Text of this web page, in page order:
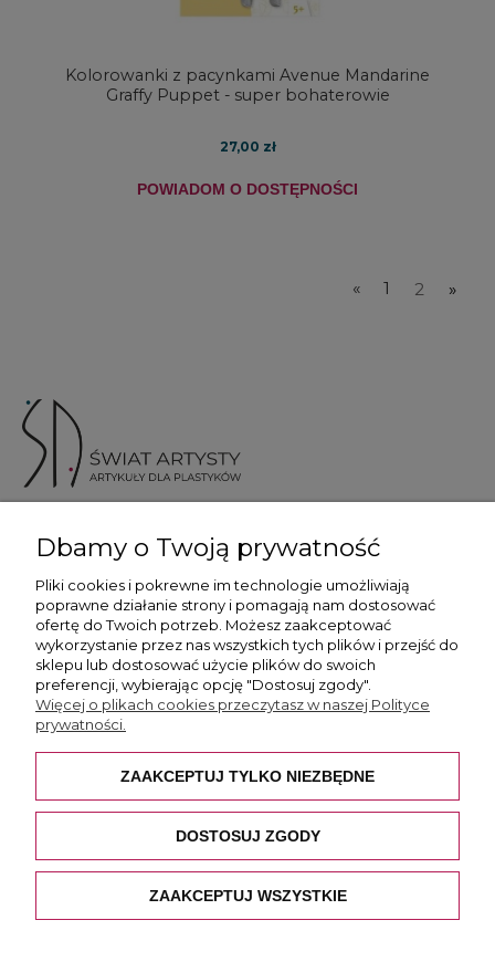
Kolorowanki z pacynkami Avenue Mandarine
Graffy Puppet - super bohaterowie
27,00 zł
POWIADOM O DOSTĘPNOŚCI
« 1 2 »
Więcej informacji
Płatność i dostawa
Pomoc
O nas
Dbamy o Twoją prywatność
Pliki cookies i pokrewne im technologie umożliwiają
poprawne działanie strony i pomagają nam dostosować
ofertę do Twoich potrzeb. Możesz zaakceptować
wykorzystanie przez nas wszystkich tych plików i przejść do
sklepu lub dostosować użycie plików do swoich
preferencji, wybierając opcję "Dostosuj zgody".
Więcej o plikach cookies przeczytasz w naszej Polityce
prywatności.
ZAAKCEPTUJ TYLKO NIEZBĘDNE
DOSTOSUJ ZGODY
ZAAKCEPTUJ WSZYSTKIE